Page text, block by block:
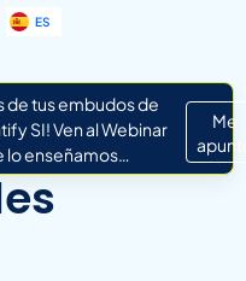
ES
IT
de tus embudos de
SI! Ven al Webinar
lo enseñamos…
Me